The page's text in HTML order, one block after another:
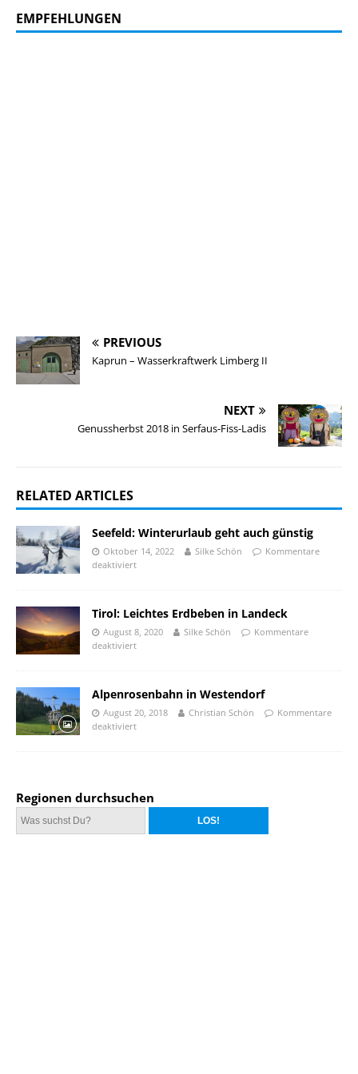
EMPFEHLUNGEN
PREVIOUS
Kaprun – Wasserkraftwerk Limberg II
NEXT
Genussherbst 2018 in Serfaus-Fiss-Ladis
RELATED ARTICLES
Seefeld: Winterurlaub geht auch günstig
Oktober 14, 2022 Silke Schön
Kommentare
deaktiviert
Tirol: Leichtes Erdbeben in Landeck
August 8, 2020 Silke Schön
Kommentare
deaktiviert
Alpenrosenbahn in Westendorf
August 20, 2018 Christian Schön
Kommentare
deaktiviert
Regionen durchsuchen